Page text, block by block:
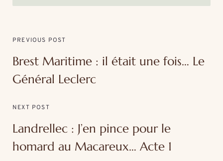
PREVIOUS POST
Brest Maritime : il était une fois… Le
Général Leclerc
NEXT POST
Landrellec : J’en pince pour le
homard au Macareux… Acte 1